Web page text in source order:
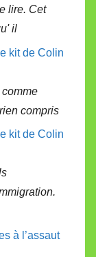
lire. Cet
il
kit de Colin
compris
kit de Colin
à l’assaut